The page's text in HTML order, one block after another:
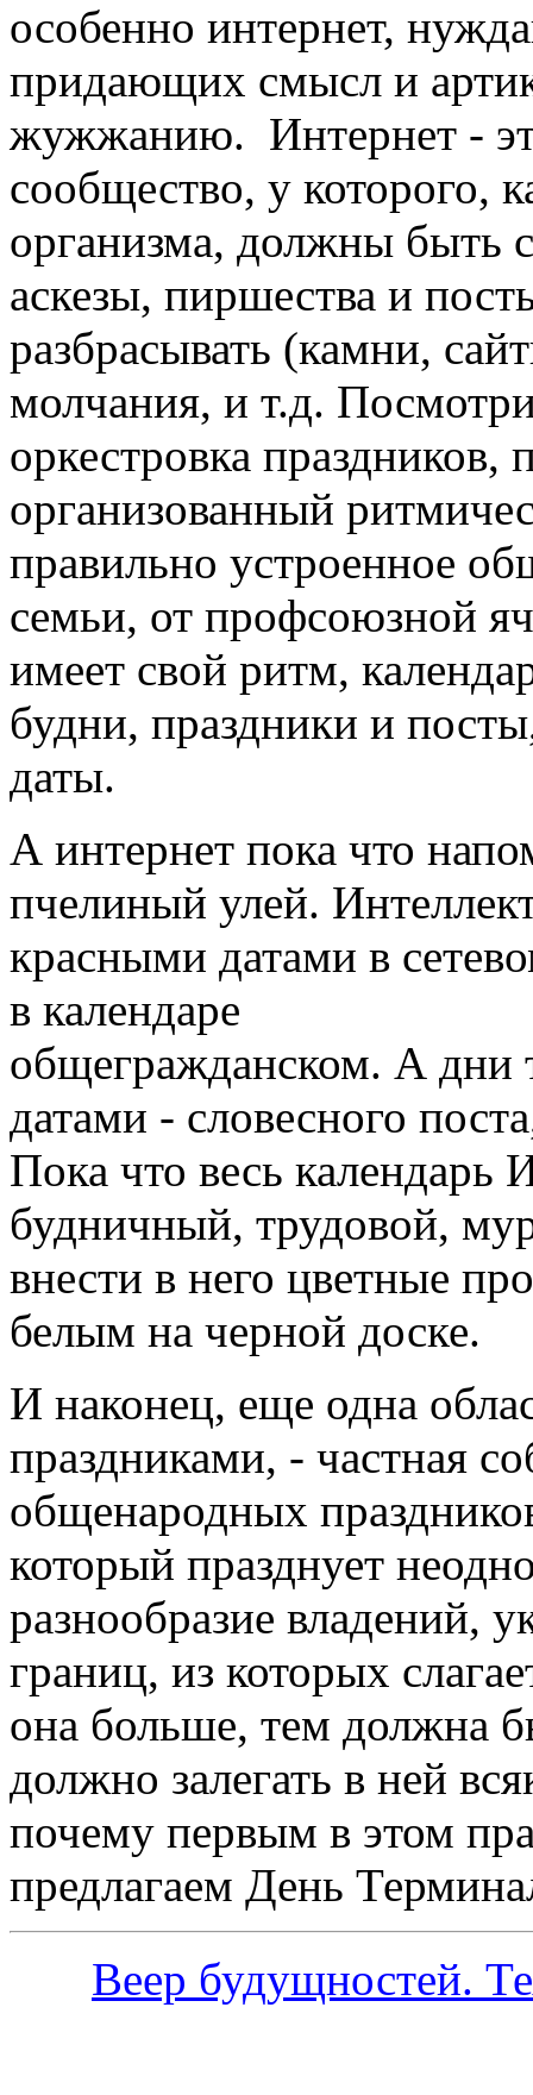
особенно интернет,
придающих смысл и
жужжанию. Интернет -
сообщество, у которого,
организма, должны быть
аскезы, пиршества и
разбрасывать (камни,
молчания, и т.д.
оркестровка праздников,
организованный
правильно устроенное
семьи, от профсоюзной
имеет свой ритм,
будни, праздники и
даты.
А интернет пока что
пчелиный улей.
красными датами в
в календаре
общегражданском. А
датами - словесного
Пока что весь
будничный, трудовой,
внести в него цветные
белым на черной доске.
И наконец, еще одна
праздниками, - частная
общенародных
который празднует
разнообразие владений,
границ, из которых
она больше, тем должна
должно залегать в ней
почему первым в этом
предлагаем День
Веер будущностей.